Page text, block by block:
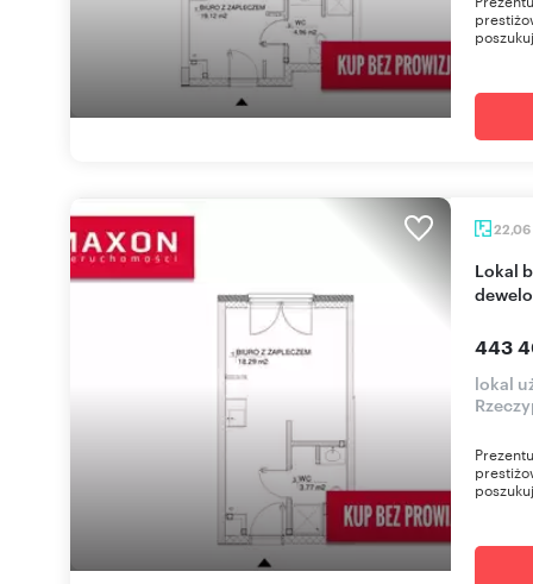
22,06
Lokal biurowy 22 m² w Wilanowie - stan
443
lokal